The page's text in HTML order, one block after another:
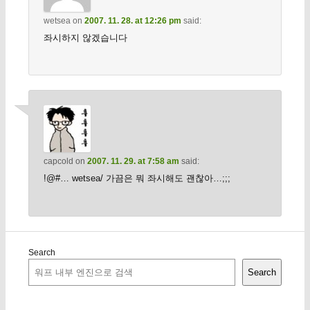
wetseaon 2007. 11. 28. at 12:26 pm said:
좌시하지 않겠습니다
capcold on 2007. 11. 29. at 7:58 am said:
!@#… wetsea/ 가끔은 뭐 좌시해도 괜찮아…;;;
Search
Search